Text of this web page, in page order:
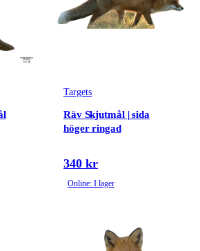
Targets
Räv Skjutmål | sida
höger ringad
340 kr
Online: I lager